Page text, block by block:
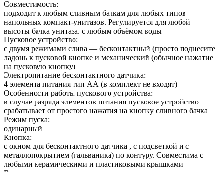
Совместимость:
подходит к любым сливным бачкам для любых типов
напольных компакт-унитазов. Регулируется для любой
высоты бачка унитаза, с любым объёмом воды
Пусковое устройство:
с двумя режимами слива — бесконтактный (просто поднесите
ладонь к пусковой кнопке и механический (обычное нажатие
на пусковую кнопку)
Электропитание бесконтактного датчика:
4 элемента питания тип АА (в комплект не входят)
Особенности работы пускового устройства:
в случае разряда элементов питания пусковое устройство
срабатывает от простого нажатия на кнопку сливного бачка
Режим пуска:
одинарный
Кнопка:
с окном для бесконтактного датчика , с подсветкой и с
металлопокрытием (гальваника) по контуру. Совместима с
любыми керамическими и пластиковыми крышками